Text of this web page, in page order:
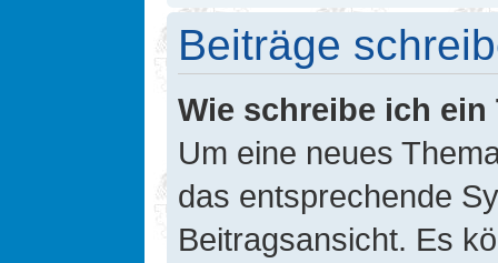
Beiträge
Wie schreibe ich ein
Um eine neues
das entsprechende
Beitragsansicht. Es